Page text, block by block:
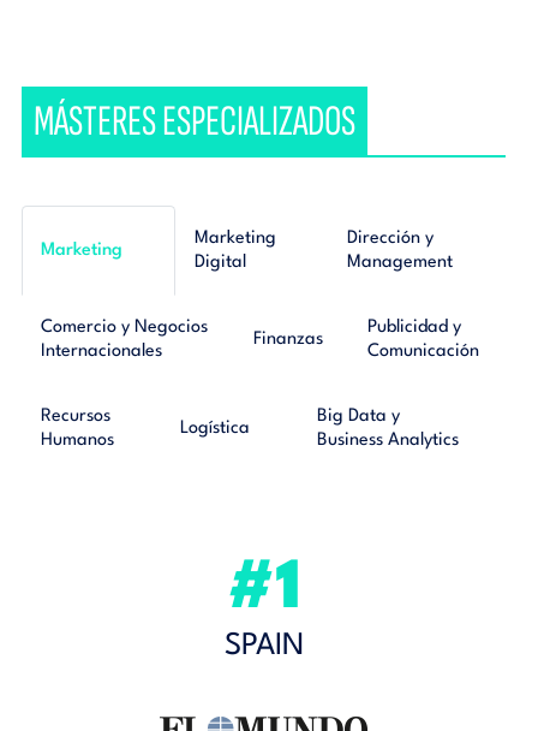
MÁSTERES ESPECIALIZADOS
Marketing
Marketing
Digital
Dirección y
Management
Comercio y Negocios
Internacionales
Finanzas
Publicidad y
Comunicación
Recursos
Humanos
Logística
Big Data y
Business Analytics
#1
SPAIN